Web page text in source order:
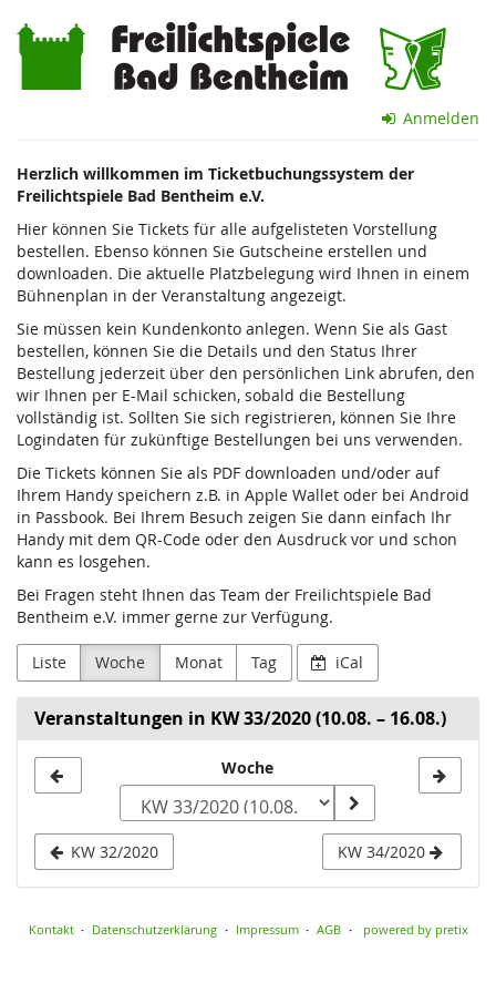
Zum
Haupt-
springen
Freilichtspiele
Bad
e.V.
Anmelden
Herzlich willkommen im Ticketbuchungssystem der
Freilichtspiele Bad Bentheim e.V.
Hier können Sie Tickets für alle aufgelisteten Vorstellung
bestellen. Ebenso können Sie Gutscheine erstellen und
downloaden. Die aktuelle Platzbelegung wird Ihnen in einem
Bühnenplan in der Veranstaltung angezeigt.
Sie müssen kein Kundenkonto anlegen. Wenn Sie als Gast
bestellen, können Sie die Details und den Status Ihrer
Bestellung jederzeit über den persönlichen Link abrufen, den
wir Ihnen per E-Mail schicken, sobald die Bestellung
vollständig ist. Sollten Sie sich registrieren, können Sie Ihre
Logindaten für zukünftige Bestellungen bei uns verwenden.
Die Tickets können Sie als PDF downloaden und/oder auf
Ihrem Handy speichern z.B. in Apple Wallet oder bei Android
in Passbook. Bei Ihrem Besuch zeigen Sie dann einfach Ihr
Handy mit dem QR-Code oder den Ausdruck vor und schon
kann es losgehen.
Bei Fragen steht Ihnen das Team der Freilichtspiele Bad
Bentheim e.V. immer gerne zur Verfügung.
Liste Woche Monat Tag iCal
Veranstaltungen in KW 33/2020 (10.08. – 16.08.)
zur
Anzeige
auswählen
Woche
KW 32/2020 KW 34/2020
Kontakt Datenschutzerklärung Impressum AGB powered by pretix